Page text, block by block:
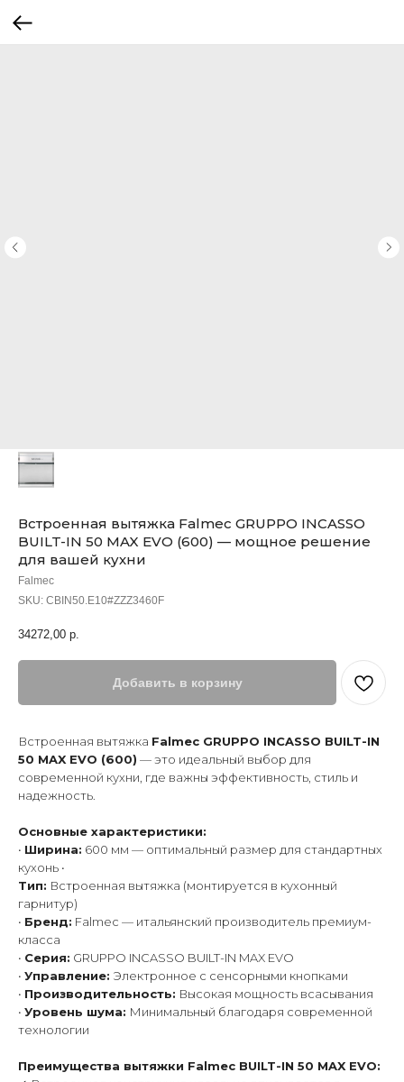
Встроенная вытяжка Falmec GRUPPO INCASSO
BUILT-IN 50 MAX EVO (600) — мощное решение
для вашей кухни
Falmec
SKU: CBIN50.E10#ZZZ3460F
34272,00 р.
Добавить в корзину
Встроенная вытяжка Falmec GRUPPO INCASSO BUILT-IN
50 MAX EVO (600) — это идеальный выбор для
современной кухни, где важны эффективность, стиль и
надежность.
Основные характеристики:
• Ширина: 600 мм — оптимальный размер для стандартных
кухонь •
Тип: Встроенная вытяжка (монтируется в кухонный
гарнитур)
• Бренд: Falmec — итальянский производитель премиум-
класса
• Серия: GRUPPO INCASSO BUILT-IN MAX EVO
• Управление: Электронное с сенсорными кнопками
• Производительность: Высокая мощность всасывания
• Уровень шума: Минимальный благодаря современной
технологии
Преимущества вытяжки Falmec BUILT-IN 50 MAX EVO: